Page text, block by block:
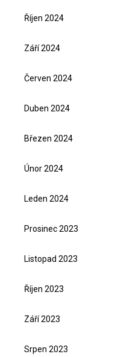
Říjen 2024
Září 2024
Červen 2024
Duben 2024
Březen 2024
Únor 2024
Leden 2024
Prosinec 2023
Listopad 2023
Říjen 2023
Září 2023
Srpen 2023